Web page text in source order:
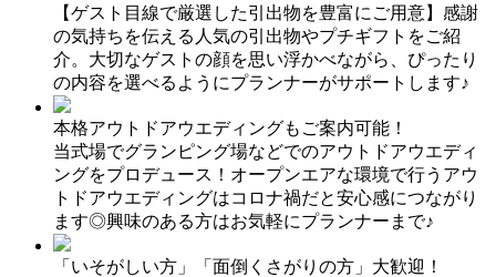
【ゲスト目線で厳選した引出物を豊富にご用意】感謝
の気持ちを伝える人気の引出物やプチギフトをご紹
介。大切なゲストの顔を思い浮かべながら、ぴったり
の内容を選べるようにプランナーがサポートします♪
本格アウトドアウエディングもご案内可能！
当式場でグランピング場などでのアウトドアウエディ
ングをプロデュース！オープンエアな環境で行うアウ
トドアウエディングはコロナ禍だと安心感につながり
ます◎興味のある方はお気軽にプランナーまで♪
「いそがしい方」「面倒くさがりの方」大歓迎！